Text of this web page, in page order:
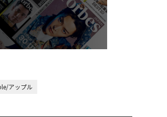
アップル